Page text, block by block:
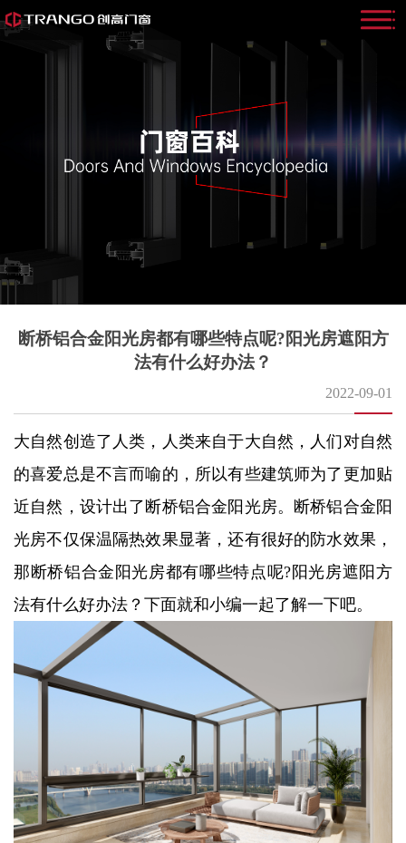
断桥铝合金阳光房都有哪些特点呢?阳光房遮阳方
法有什么好办法？
2022-09-01
大自然创造了人类，人类来自于大自然，人们对自然
的喜爱总是不言而喻的，所以有些建筑师为了更加贴
近自然，设计出了断桥铝合金阳光房。断桥铝合金阳
光房不仅保温隔热效果显著，还有很好的防水效果，
那断桥铝合金阳光房都有哪些特点呢?阳光房遮阳方
法有什么好办法？下面就和小编一起了解一下吧。